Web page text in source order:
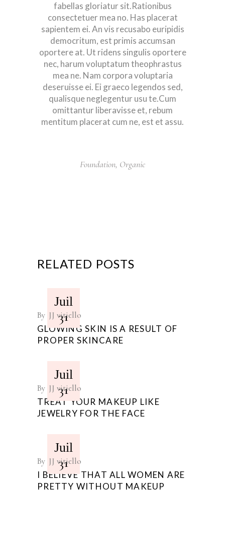
fabellas gloriatur sit.Rationibus
consectetuer mea no. Has placerat
sapientem ei. An vis recusabo euripidis
democritum, est primis accumsan
oportere at. Ut ridens singulis oportere
nec, harum voluptatum theophrastus
mea ne. Nam corpora voluptaria
deseruisse ei. Ei graeco legendos sed,
qualisque neglegentur usu te.Cum
omittantur liberavisse et, rebum
mentitum placerat cum ne, est et assu.
Foundation, Organic
RELATED POSTS
Juil
31
By JJ vitiello
GLOWING SKIN IS A RESULT OF
PROPER SKINCARE
Juil
31
By JJ vitiello
TREAT YOUR MAKEUP LIKE
JEWELRY FOR THE FACE
Juil
31
By JJ vitiello
I BELIEVE THAT ALL WOMEN ARE
PRETTY WITHOUT MAKEUP